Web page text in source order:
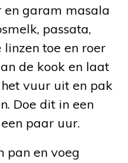
en garam masala
passata,
toe en roer
de kook en laat
vuur uit en pak
Doe dit in een
paar uur.
pan en voeg